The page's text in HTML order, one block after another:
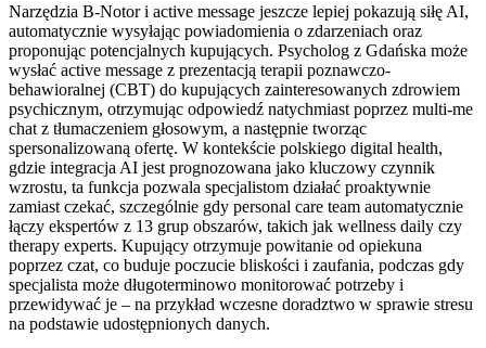
Narzędzia B-Notor i active message jeszcze lepiej pokazują siłę AI,
automatycznie wysyłając powiadomienia o zdarzeniach oraz
proponując potencjalnych kupujących. Psycholog z Gdańska może
wysłać active message z prezentacją terapii poznawczo-
behawioralnej (CBT) do kupujących zainteresowanych zdrowiem
psychicznym, otrzymując odpowiedź natychmiast poprzez multi-me
chat z tłumaczeniem głosowym, a następnie tworząc
spersonalizowaną ofertę. W kontekście polskiego digital health,
gdzie integracja AI jest prognozowana jako kluczowy czynnik
wzrostu, ta funkcja pozwala specjalistom działać proaktywnie
zamiast czekać, szczególnie gdy personal care team automatycznie
łączy ekspertów z 13 grup obszarów, takich jak wellness daily czy
therapy experts. Kupujący otrzymuje powitanie od opiekuna
poprzez czat, co buduje poczucie bliskości i zaufania, podczas gdy
specjalista może długoterminowo monitorować potrzeby i
przewidywać je – na przykład wczesne doradztwo w sprawie stresu
na podstawie udostępnionych danych.